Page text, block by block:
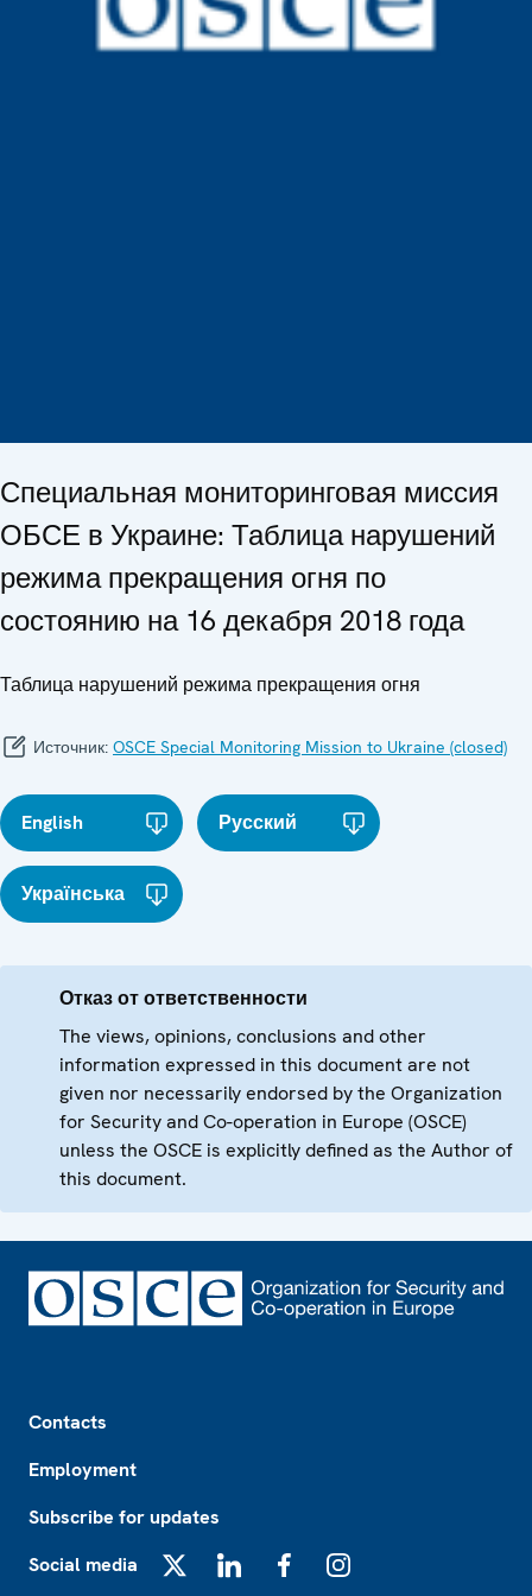
Специальная мониторинговая миссия
ОБСЕ в Украине: Таблица нарушений
режима прекращения огня по
состоянию на 16 декабря 2018 года
Таблица нарушений режима прекращения огня
Источник: OSCE Special Monitoring Mission to Ukraine (closed)
English Русский
Українська
Отказ от ответственности
The views, opinions, conclusions and other
information expressed in this document are not
given nor necessarily endorsed by the Organization
for Security and Co-operation in Europe (OSCE)
unless the OSCE is explicitly defined as the Author of
this document.
Contacts
Employment
Subscribe for updates
Social media